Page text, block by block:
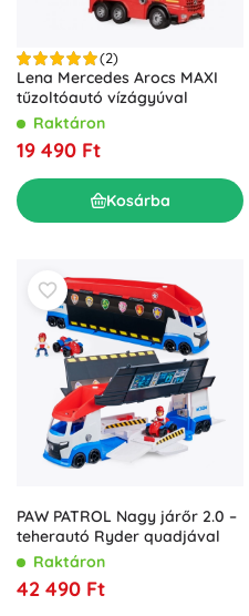
(2)
Lena Mercedes Arocs MAXI
tűzoltóautó vízágyúval
Raktáron
19 490 Ft
Kosárba
PAW PATROL Nagy járőr 2.0 –
teherautó Ryder quadjával
Raktáron
42 490 Ft